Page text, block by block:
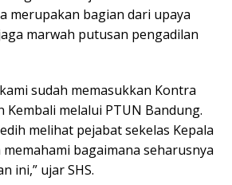
merupakan bagian dari upaya
marwah putusan pengadilan
sudah memasukkan Kontra
Kembali melalui PTUN Bandung.
melihat pejabat sekelas Kepala
bagaimana seharusnya
ini,” ujar SHS.